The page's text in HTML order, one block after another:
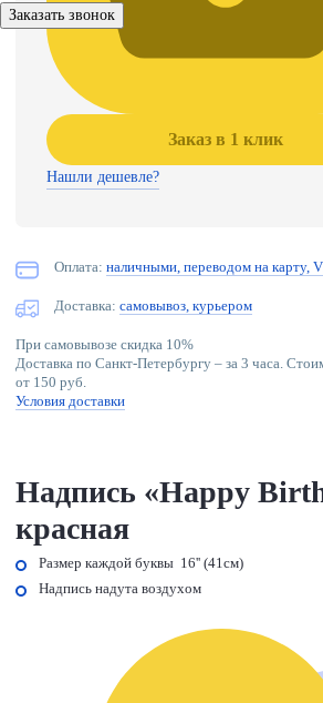
Заказать звонок
Надпись «Happy
красная
Размер каждой буквы 16'' (41cм)
Надпись надута воздухом
Заказ в 1 клик
Нашли дешевле?
Оплата: наличными, переводом на карту,
Доставка: самовывоз, курьером
При самовывозе скидка 10%
Доставка по Санкт-Петербургу – за 3 часа.
от 150 руб.
Условия доставки